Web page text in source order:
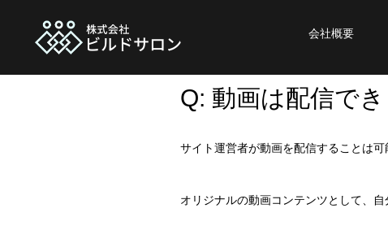
会社概要
Q: 動画は配信で
サイト運営者が動画を配信することは
オリジナルの動画コンテンツとして、